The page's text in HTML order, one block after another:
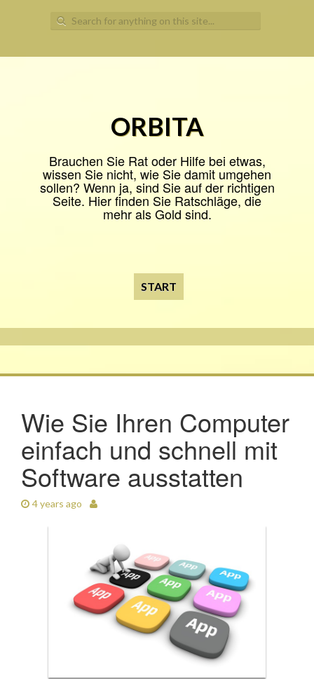
Search
for:
ORBITA
Brauchen Sie Rat oder Hilfe bei etwas,
wissen Sie nicht, wie Sie damit umgehen
sollen? Wenn ja, sind Sie auf der richtigen
Seite. Hier finden Sie Ratschläge, die
mehr als Gold sind.
START
Wie Sie Ihren Computer
einfach und schnell mit
Software ausstatten
4 years ago